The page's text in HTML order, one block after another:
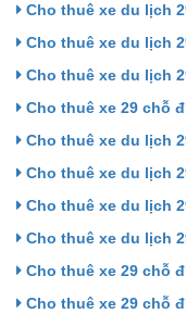
Cho thuê xe du lịch
Cho thuê xe du lịch
Cho thuê xe du lịch
Cho thuê xe 29 chỗ
Cho thuê xe du lịch
Cho thuê xe du lịch
Cho thuê xe du lịch
Cho thuê xe du lịch
Cho thuê xe 29 chỗ
Cho thuê xe 29 chỗ